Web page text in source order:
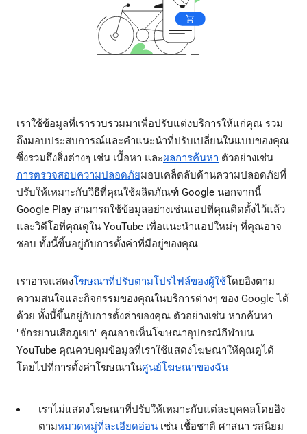
เราใช้ข้อมูลที่เรารวบรวมมาเพื่อปรับแต่งบริการให้แก่คุณ รวม
ถึงมอบประสบการณ์และคำแนะนำที่ปรับเปลี่ยนในแบบของคุณ
ซึ่งรวมถึงสิ่งต่างๆ เช่น เนื้อหา และผลการค้นหา ตัวอย่างเช่น
การตรวจสอบความปลอดภัยมอบเคล็ดลับด้านความปลอดภัยที่
ปรับให้เหมาะกับวิธีที่คุณใช้ผลิตภัณฑ์ Google นอกจากนี้
Google Play สามารถใช้ข้อมูลอย่างเช่นแอปที่คุณติดตั้งไว้แล้ว
และวิดีโอที่คุณดูใน YouTube เพื่อแนะนำแอปใหม่ๆ ที่คุณอาจ
ชอบ ทั้งนี้ขึ้นอยู่กับการตั้งค่าที่มีอยู่ของคุณ
เราอาจแสดงโฆษณาที่ปรับตามโปรไฟล์ของผู้ใช้โดยอิงตาม
ความสนใจและกิจกรรมของคุณในบริการต่างๆ ของ Google ได้
ด้วย ทั้งนี้ขึ้นอยู่กับการตั้งค่าของคุณ ตัวอย่างเช่น หากค้นหา
"จักรยานเสือภูเขา" คุณอาจเห็นโฆษณาอุปกรณ์กีฬาบน
YouTube คุณควบคุมข้อมูลที่เราใช้แสดงโฆษณาให้คุณดูได้
โดยไปที่การตั้งค่าโฆษณาในศูนย์โฆษณาของฉัน
เราไม่แสดงโฆษณาที่ปรับให้เหมาะกับแต่ละบุคคลโดยอิง
ตามหมวดหมู่ที่ละเอียดอ่อน เช่น เชื้อชาติ ศาสนา รสนิยม